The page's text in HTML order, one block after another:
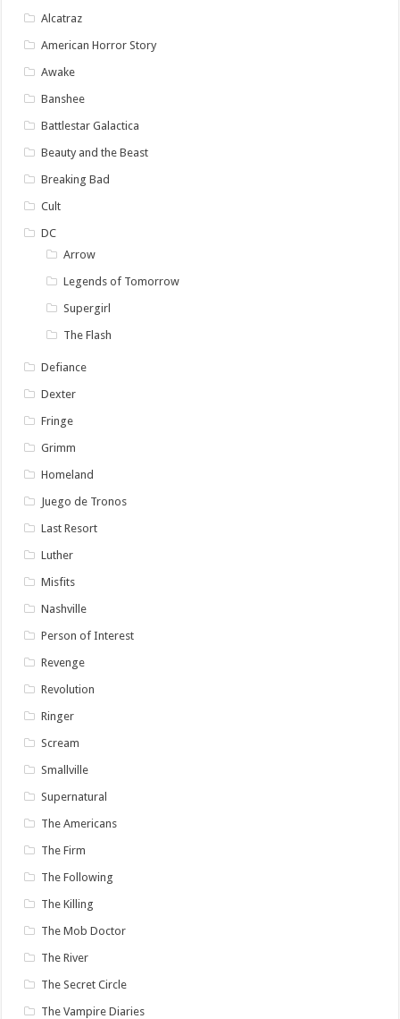
Alcatraz
American Horror Story
Awake
Banshee
Battlestar Galactica
Beauty and the Beast
Breaking Bad
Cult
DC
Arrow
Legends of Tomorrow
Supergirl
The Flash
Defiance
Dexter
Fringe
Grimm
Homeland
Juego de Tronos
Last Resort
Luther
Misfits
Nashville
Person of Interest
Revenge
Revolution
Ringer
Scream
Smallville
Supernatural
The Americans
The Firm
The Following
The Killing
The Mob Doctor
The River
The Secret Circle
The Vampire Diaries